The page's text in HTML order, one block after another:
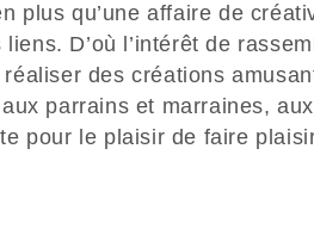
plus qu’une affaire de
D’où l’intérêt de
des créations
parrains et marraines,
pour le plaisir de faire